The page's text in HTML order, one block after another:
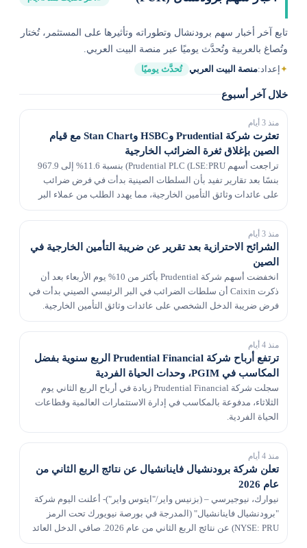
تابع آخر أخبار سهم برودنشال وتطوراته وتأثيرها على المستثمر، تُختار
وتُصاغ بالعربية وتُحدَّث يوميًا عبر منصة البيت العربي.
✦إعداد: منصة البيت العربي تُحدَّث يوميًا
خلال آخر أسبوع
منذ 3 أيام
تعثرت شركة Prudential وHSBC وStan Chart مع قيام
الصين بإغلاق ثغرة الضرائب الخارجية
تراجعت أسهم Prudential PLC (LSE:PRU) بنسبة 11.6% إلى 967.9
بنسًا بعد تقارير تفيد بأن السلطات الصينية بدأت في فرض ضرائب
على عائدات وثائق التأمين الخارجية، مما يهدد الطلب من عملاء البر
منذ 3 أيام
الشرائح الاحترازية بعد تقرير عن ضريبة التأمين الخارجية في
الصين
انخفضت أسهم شركة Prudential بأكثر من 10% يوم الأربعاء بعد أن
ذكرت Caixin أن سلطات الضرائب في البر الرئيسي الصيني بدأت في
فرض ضريبة الدخل الشخصي على عائدات وثائق التأمين الخارجية.
منذ 4 أيام
ترتفع أرباح شركة Prudential Financial الربع سنوية بفضل
المكاسب في PGIM، وحدات الحياة الفردية
سجلت شركة Prudential Financial زيادة في أرباح الربع الثاني يوم
الثلاثاء، مدفوعة بالمكاسب في إدارة الاستثمارات العالمية وقطاعات
الحياة الفردية.
منذ 4 أيام
تعلن شركة برودنشيال فاينانشيال عن نتائج الربع الثاني من
عام 2026
نيوارك، نيوجيرسي – (بزنيس واير/"ايتوس واير")- أعلنت اليوم شركة
"برودنشيال فاينانشيال" (المدرجة في بورصة نيويورك تحت الرمز
NYSE: PRU) عن نتائج الربع الثاني من عام 2026. صافي الدخل العائد